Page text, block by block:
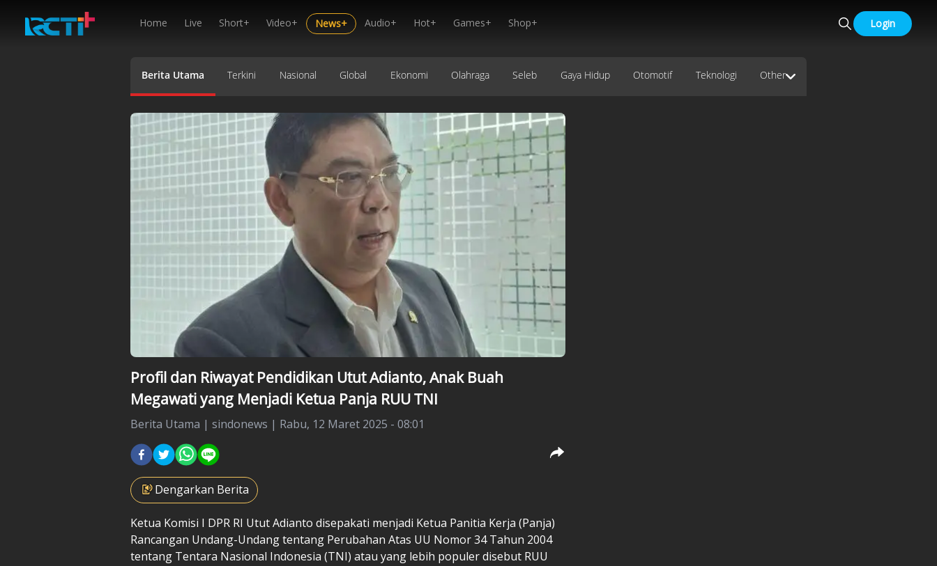
Home Live Short+ Video+ News+ Audio+ Hot+ Games+ Shop+ Login
Berita Utama Terkini Nasional Global Ekonomi Olahraga Seleb Gaya Hidup Otomotif Teknologi Other
Profil dan Riwayat Pendidikan Utut Adianto, Anak Buah
Megawati yang Menjadi Ketua Panja RUU TNI
Berita Utama | sindonews | Rabu, 12 Maret 2025 - 08:01
Dengarkan Berita
Ketua Komisi I DPR RI Utut Adianto disepakati menjadi Ketua Panitia Kerja (Panja)
Rancangan Undang-Undang tentang Perubahan Atas UU Nomor 34 Tahun 2004
tentang Tentara Nasional Indonesia (TNI) atau yang lebih populer disebut RUU